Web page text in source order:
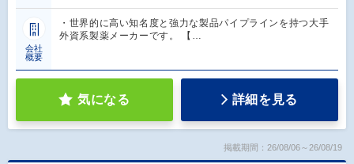
会社
概要
・世界的に高い知名度と強力な製品パイプラインを持つ大手
外資系製薬メーカーです。 【…
気になる 詳細を見る
掲載期間：26/08/06～26/08/19